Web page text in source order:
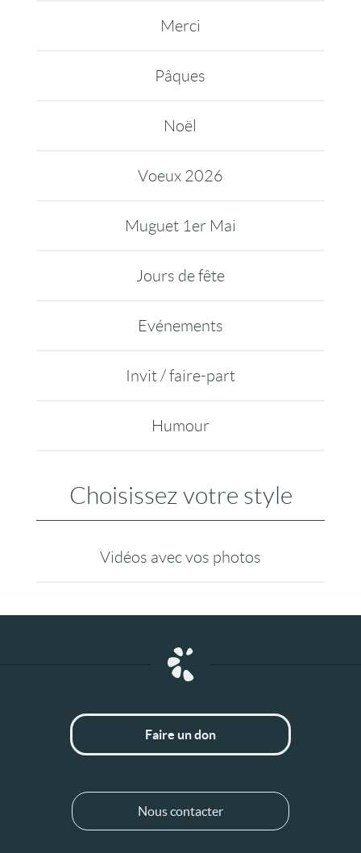
Merci
Pâques
Noël
Voeux 2026
Muguet 1er Mai
Jours de fête
Evénements
Invit / faire-part
Humour
Choisissez votre style
Vidéos avec vos photos
Faire un don
Nous contacter